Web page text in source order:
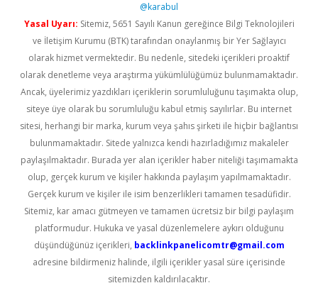
@karabul
Yasal Uyarı: Sitemiz, 5651 Sayılı Kanun gereğince Bilgi Teknolojileri
ve İletişim Kurumu (BTK) tarafından onaylanmış bir Yer Sağlayıcı
olarak hizmet vermektedir. Bu nedenle, sitedeki içerikleri proaktif
olarak denetleme veya araştırma yükümlülüğümüz bulunmamaktadır.
Ancak, üyelerimiz yazdıkları içeriklerin sorumluluğunu taşımakta olup,
siteye üye olarak bu sorumluluğu kabul etmiş sayılırlar. Bu internet
sitesi, herhangi bir marka, kurum veya şahıs şirketi ile hiçbir bağlantısı
bulunmamaktadır. Sitede yalnızca kendi hazırladığımız makaleler
paylaşılmaktadır. Burada yer alan içerikler haber niteliği taşımamakta
olup, gerçek kurum ve kişiler hakkında paylaşım yapılmamaktadır.
Gerçek kurum ve kişiler ile isim benzerlikleri tamamen tesadüfidir.
Sitemiz, kar amacı gütmeyen ve tamamen ücretsiz bir bilgi paylaşım
platformudur. Hukuka ve yasal düzenlemelere aykırı olduğunu
düşündüğünüz içerikleri, backlinkpanelicomtr@gmail.com
adresine bildirmeniz halinde, ilgili içerikler yasal süre içerisinde
sitemizden kaldırılacaktır.